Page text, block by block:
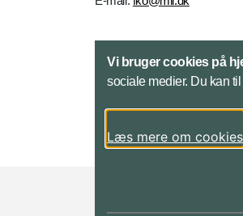
Kontakt
Vi bruger cookies på
sociale medier. Du kan
Læs mere om cookies